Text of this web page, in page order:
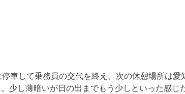
車して乗務員の交代を終え、次の休憩場所は愛
少し薄暗いが日の出までもう少しといった感じ